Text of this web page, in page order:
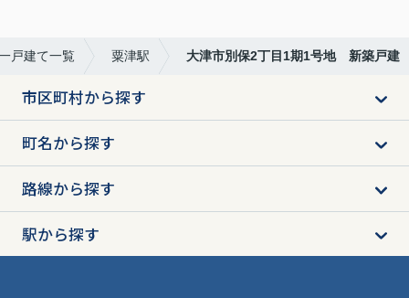
戸建て一覧 粟津駅 大津市別保2丁目1期1号地 新築戸建
市区町村から探す
町名から探す
路線から探す
駅から探す